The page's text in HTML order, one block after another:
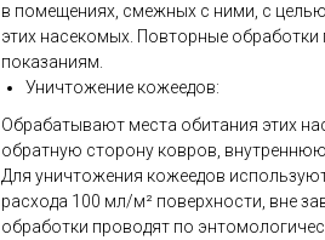
в помещениях, смежных с ними, с
этих насекомых. Повторные
показаниям.
Уничтожение кожеедов:
Обрабатывают места обитания этих
обратную сторону ковров,
Для уничтожения кожеедов
расхода 100 мл/м² поверхности, вне
обработки проводят по